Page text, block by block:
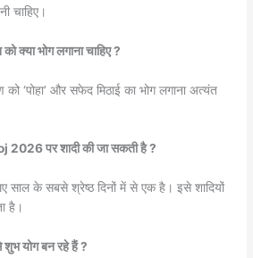
चाहिए।
क्या भोग लगाना चाहिए ?
‘पोहा’ और सफेद मिठाई का भोग लगाना अत्यंत
पर शादी की जा सकती है ?
साल के सबसे श्रेष्ठ दिनों में से एक है। इसे शादियों
है।
योग बन रहे हैं ?